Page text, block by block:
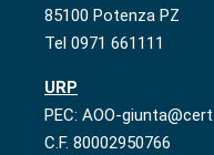
85100 Potenza PZ
Tel 0971 661111
URP
PEC: AOO-
C.F. 80002950766